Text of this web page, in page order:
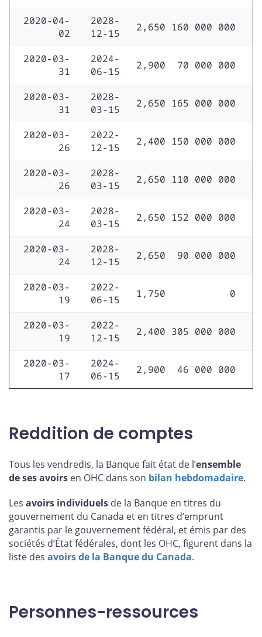
2020-04-
02
2028-
12-15
2,650 160 000 000
2020-03-
31
2024-
06-15
2,900 70 000 000
2020-03-
31
2028-
03-15
2,650 165 000 000
2020-03-
26
2022-
12-15
2,400 150 000 000
2020-03-
26
2028-
03-15
2,650 110 000 000
2020-03-
24
2028-
03-15
2,650 152 000 000
2020-03-
24
2028-
12-15
2,650 90 000 000
2020-03-
19
2022-
06-15
1,750 0
2020-03-
19
2022-
12-15
2,400 305 000 000
2020-03-
17
2024-
06-15
2,900 46 000 000
Reddition de comptes
Tous les vendredis, la Banque fait état de l’ensemble
de ses avoirs en OHC dans son bilan hebdomadaire.
Les avoirs individuels de la Banque en titres du
gouvernement du Canada et en titres d’emprunt
garantis par le gouvernement fédéral, et émis par des
sociétés d’État fédérales, dont les OHC, figurent dans la
liste des avoirs de la Banque du Canada.
Personnes-ressources